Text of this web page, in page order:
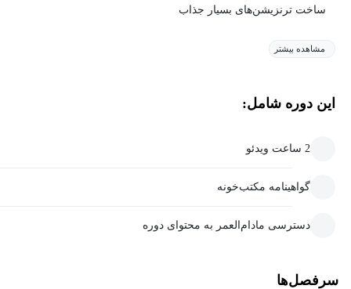
ساخت ترنزیشن‌های بسیار جذاب
مشاهده بیشتر
این دوره شامل:
2 ساعت ویدئو
گواهینامه مکتب‌خونه
دسترسی مادام‌العمر به محتوای دوره
سرفصل‌ها